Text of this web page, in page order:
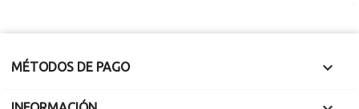
MÉTODOS DE PAGO 